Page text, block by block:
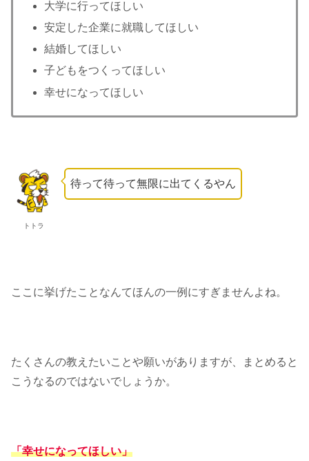
大学に行ってほしい
安定した企業に就職してほしい
結婚してほしい
子どもをつくってほしい
幸せになってほしい
トトラ
待って待って無限に出てくるやん
ここに挙げたことなんてほんの一例にすぎませんよね。
たくさんの教えたいことや願いがありますが、まとめると
こうなるのではないでしょうか。
「幸せになってほしい」